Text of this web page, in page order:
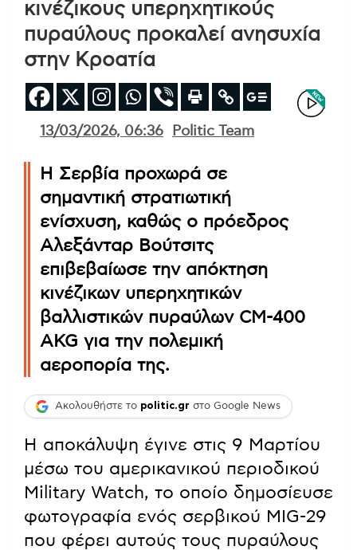
κινέζικους υπερηχητικούς
πυραύλους προκαλεί ανησυχία
στην Κροατία
13/03/2026, 06:36 Politic Team
Η Σερβία προχωρά σε
σημαντική στρατιωτική
ενίσχυση, καθώς ο πρόεδρος
Αλεξάνταρ Βούτσιτς
επιβεβαίωσε την απόκτηση
κινέζικων υπερηχητικών
βαλλιστικών πυραύλων CM-400
AKG για την πολεμική
αεροπορία της.
Ακολουθήστε το politic.gr στο Google News
Η αποκάλυψη έγινε στις 9 Μαρτίου
μέσω του αμερικανικού περιοδικού
Military Watch, το οποίο δημοσίευσε
φωτογραφία ενός σερβικού MIG-29
που φέρει αυτούς τους πυραύλους